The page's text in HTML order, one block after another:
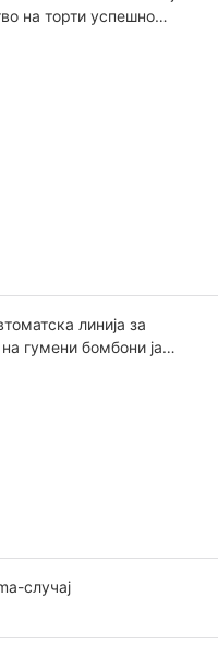
на торти успешно
линија за
гумени бомбони ја
случај